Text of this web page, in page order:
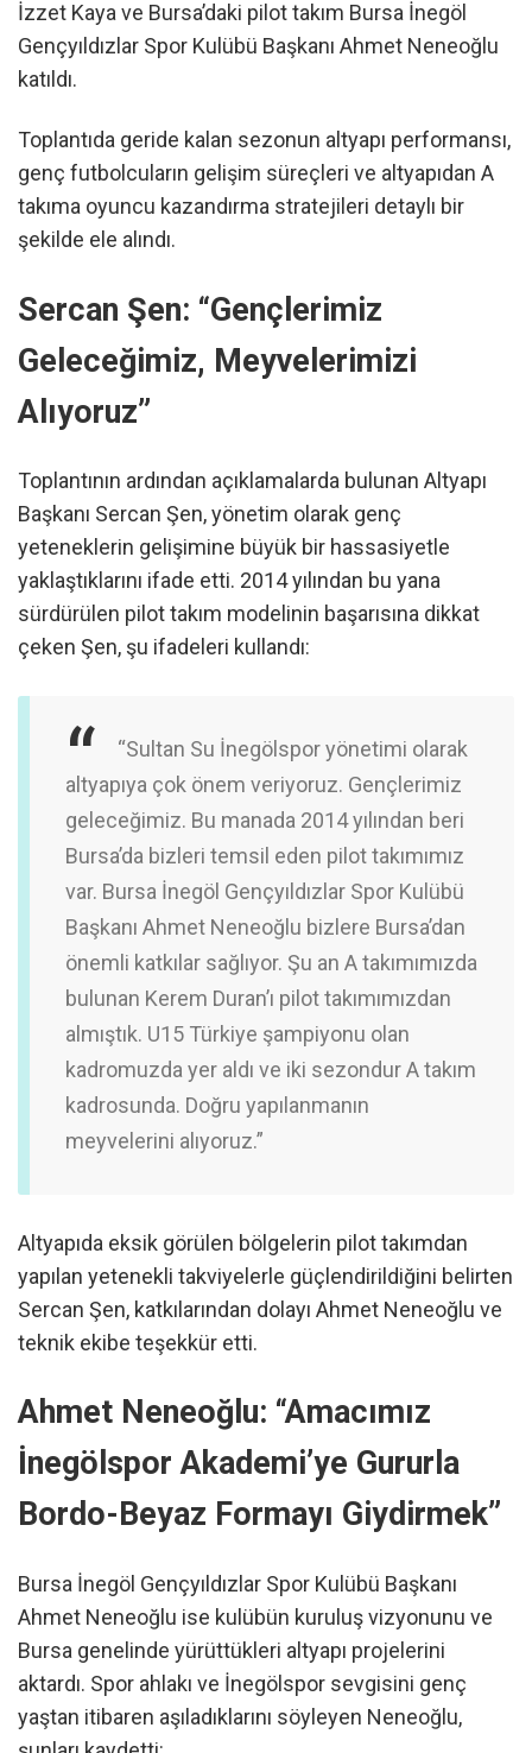
İzzet Kaya ve Bursa’daki pilot takım Bursa İnegöl
Gençyıldızlar Spor Kulübü Başkanı Ahmet Neneoğlu
katıldı.
Toplantıda geride kalan sezonun altyapı performansı,
genç futbolcuların gelişim süreçleri ve altyapıdan A
takıma oyuncu kazandırma stratejileri detaylı bir
şekilde ele alındı.
Sercan Şen: “Gençlerimiz
Geleceğimiz, Meyvelerimizi
Alıyoruz”
Toplantının ardından açıklamalarda bulunan Altyapı
Başkanı Sercan Şen, yönetim olarak genç
yeteneklerin gelişimine büyük bir hassasiyetle
yaklaştıklarını ifade etti. 2014 yılından bu yana
sürdürülen pilot takım modelinin başarısına dikkat
çeken Şen, şu ifadeleri kullandı:
“Sultan Su İnegölspor yönetimi olarak
altyapıya çok önem veriyoruz. Gençlerimiz
geleceğimiz. Bu manada 2014 yılından beri
Bursa’da bizleri temsil eden pilot takımımız
var. Bursa İnegöl Gençyıldızlar Spor Kulübü
Başkanı Ahmet Neneoğlu bizlere Bursa’dan
önemli katkılar sağlıyor. Şu an A takımımızda
bulunan Kerem Duran’ı pilot takımımızdan
almıştık. U15 Türkiye şampiyonu olan
kadromuzda yer aldı ve iki sezondur A takım
kadrosunda. Doğru yapılanmanın
meyvelerini alıyoruz.”
Altyapıda eksik görülen bölgelerin pilot takımdan
yapılan yetenekli takviyelerle güçlendirildiğini belirten
Sercan Şen, katkılarından dolayı Ahmet Neneoğlu ve
teknik ekibe teşekkür etti.
Ahmet Neneoğlu: “Amacımız
İnegölspor Akademi’ye Gururla
Bordo-Beyaz Formayı Giydirmek”
Bursa İnegöl Gençyıldızlar Spor Kulübü Başkanı
Ahmet Neneoğlu ise kulübün kuruluş vizyonunu ve
Bursa genelinde yürüttükleri altyapı projelerini
aktardı. Spor ahlakı ve İnegölspor sevgisini genç
yaştan itibaren aşıladıklarını söyleyen Neneoğlu,